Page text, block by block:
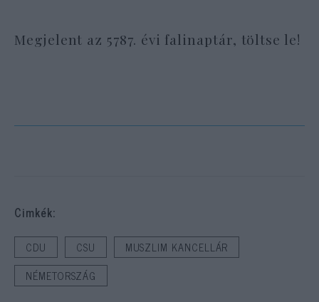
Megjelent az 5787. évi falinaptár, töltse le!
Cimkék:
CDU CSU
MUSZLIM KANCELLÁR
NÉMETORSZÁG